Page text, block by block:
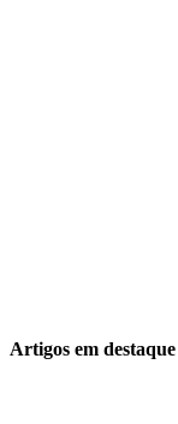
Artigos em destaque